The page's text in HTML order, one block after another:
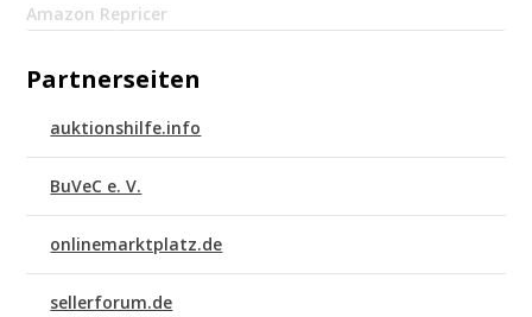
Amazon Repricer
Partnerseiten
auktionshilfe.info
BuVeC e. V.
onlinemarktplatz.de
sellerforum.de